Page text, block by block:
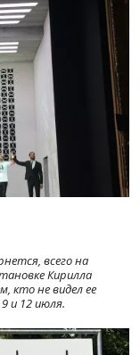
всего на
Кирилла
кто не видел ее
и 12 июля.